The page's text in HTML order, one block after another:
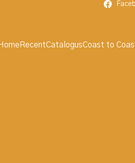
Home RecentCatalogusCoast to